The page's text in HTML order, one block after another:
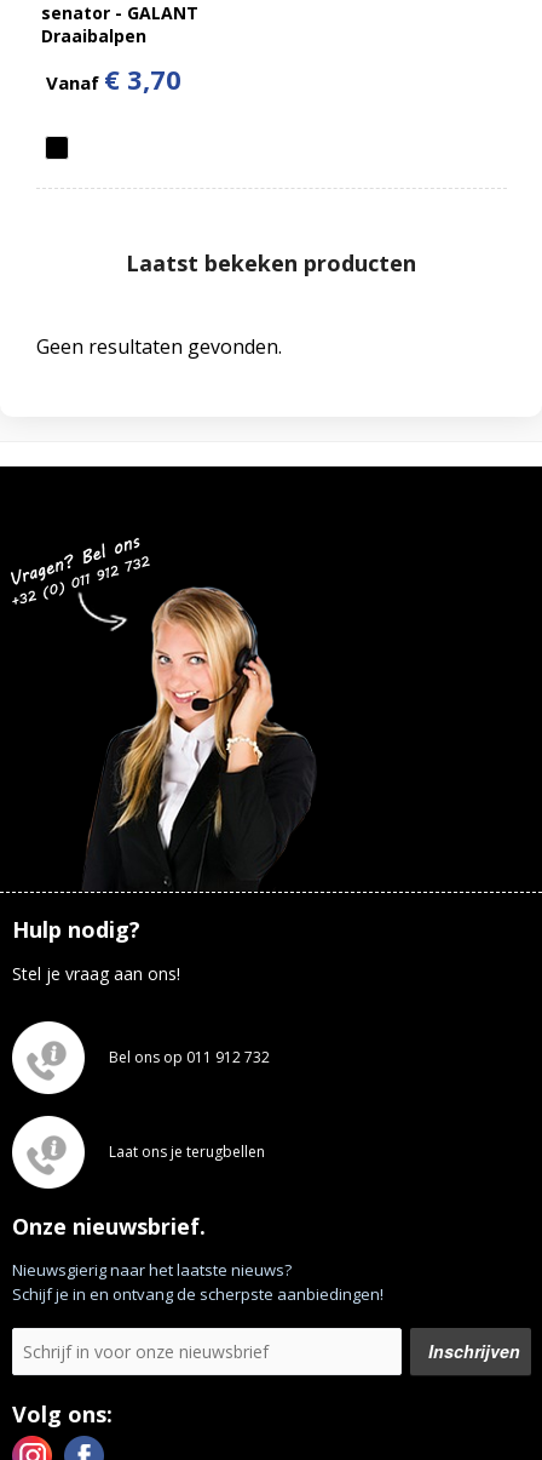
senator - GALANT
Draaibalpen
Vanaf € 3,70
Laatst bekeken producten
Geen resultaten gevonden.
Hulp nodig?
Stel je vraag aan ons!
Bel ons op 011 912 732
Laat ons je terugbellen
Onze nieuwsbrief.
Nieuwsgierig naar het laatste nieuws?
Schijf je in en ontvang de scherpste aanbiedingen!
Volg ons: